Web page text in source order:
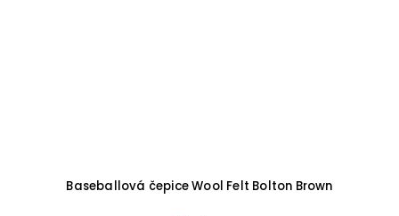
Baseballová čepice Wool Felt Bolton Brown